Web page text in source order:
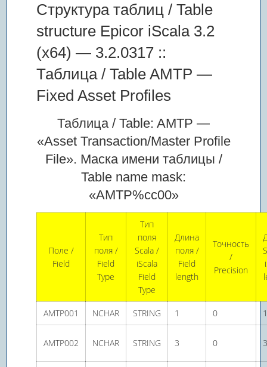
Структура таблиц / Table
structure Epicor iScala 3.2
(x64) — 3.2.0317 ::
Таблица / Table AMTP —
Fixed Asset Profiles
Таблица / Table: AMTP —
«Asset Transaction/Master Profile
File». Маска имени таблицы /
Table name mask:
«AMTP%cc00»
Поле /
Field
Тип
поля /
Field
Type
Тип
поля
Scala /
iScala
Field
Type
Длина
поля /
Field
length
Точность
/
Precision
AMTP001 NCHAR STRING 1 0 1
AMTP002 NCHAR STRING 3 0 3